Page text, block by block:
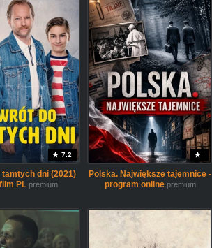
7.2
tamtych dni (2021)
PL premium
Polska. Największe tajemnice -
program online premium